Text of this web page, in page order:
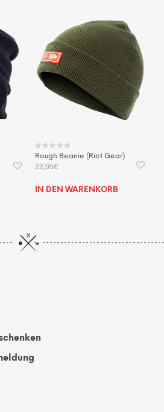
Rough Beanie (Riot Gear)
22,95€
IN DEN WARENKORB